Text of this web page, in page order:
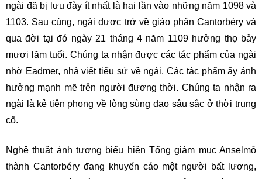
ngài đã bị lưu đày ít nhất là hai lần vào những năm 1098 và
1103. Sau cùng, ngài được trở về giáo phận Cantorbéry và
qua đời tại đó ngày 21 tháng 4 năm 1109 hưởng thọ bảy
mươi lăm tuổi. Chúng ta nhận được các tác phẩm của ngài
nhờ Eadmer, nhà viết tiểu sử về ngài. Các tác phẩm ấy ảnh
hưởng mạnh mẽ trên người đương thời. Chúng ta nhận ra
ngài là kẻ tiên phong về lòng sùng đạo sâu sắc ở thời trung
cổ.
Nghệ thuật ảnh tượng biểu hiện Tổng giám mục Anselmô
thành Cantorbéry đang khuyến cáo một người bất lương,